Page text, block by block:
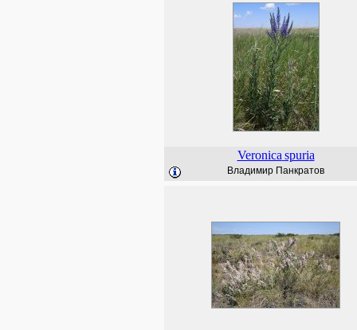
Veronica spuria
Владимир Панкратов